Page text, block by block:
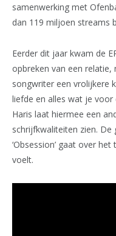
samenwerking met
dan 119 miljoen streams
Eerder dit jaar kwam de
opbreken van een
songwriter een vrolijkere
liefde en alles wat je
Haris laat hiermee een
schrijfkwaliteiten zien.
‘Obsession’ gaat over
voelt.